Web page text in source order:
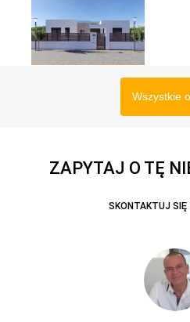
Wszystkie
ZAPYTAJ O TĘ
SKONTAKTUJ SIĘ